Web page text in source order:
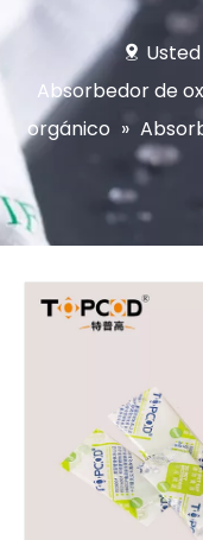
Absorbedor de
orgánico »